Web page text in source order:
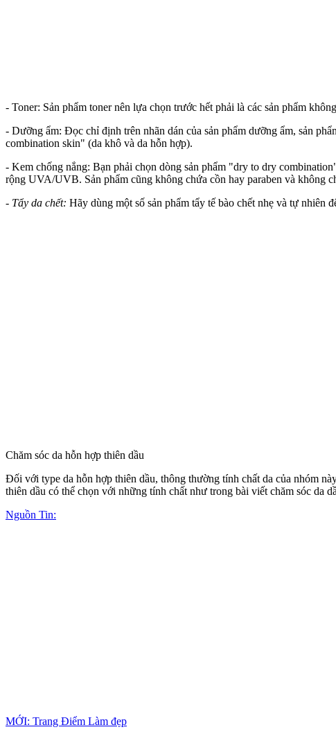
- Toner: Sản phẩm toner nên lựa chọn trước hết phải là các sản phẩm
- Dưỡng ẩm: Đọc chỉ định trên nhãn dán của sản phẩm dưỡng ẩm, sản
combination skin" (da khô và da hỗn hợp).
- Kem chống nắng: Bạn phải chọn dòng sản phẩm "dry to dry
rộng UVA/UVB. Sản phẩm cũng không chứa cồn hay paraben và không
- Tẩy da chết: Hãy dùng một số sản phẩm tẩy tế bào chết nhẹ và tự nhiên
Chăm sóc da hỗn hợp thiên dầu
Đối với type da hỗn hợp thiên dầu, thông thường tính chất da của nhóm
thiên dầu có thể chọn với những tính chất như trong bài viết chăm sóc da
Nguồn Tin:
MỚI: Trang Điểm Làm đẹp